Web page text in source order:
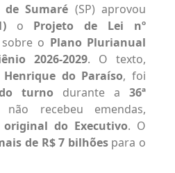
Sumaré (SP) aprovou
o Projeto de Lei nº
o Plano Plurianual
2026-2029. O texto,
Henrique do Paraíso, foi
turno durante a 36ª
recebeu emendas,
original do Executivo. O
de R$ 7 bilhõespara o